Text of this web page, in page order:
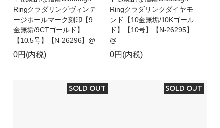
Ringクラダリングヴィンテ
ージホールマーク刻印【9
金無垢/9CTゴールド】
【10.5号】【N-26296】@
0円(内税)
Ringクラダリングダイヤモ
ンド【10金無垢/10Kゴール
ド】【10号】【N-26295】
@
0円(内税)
SOLD OUT SOLD OUT